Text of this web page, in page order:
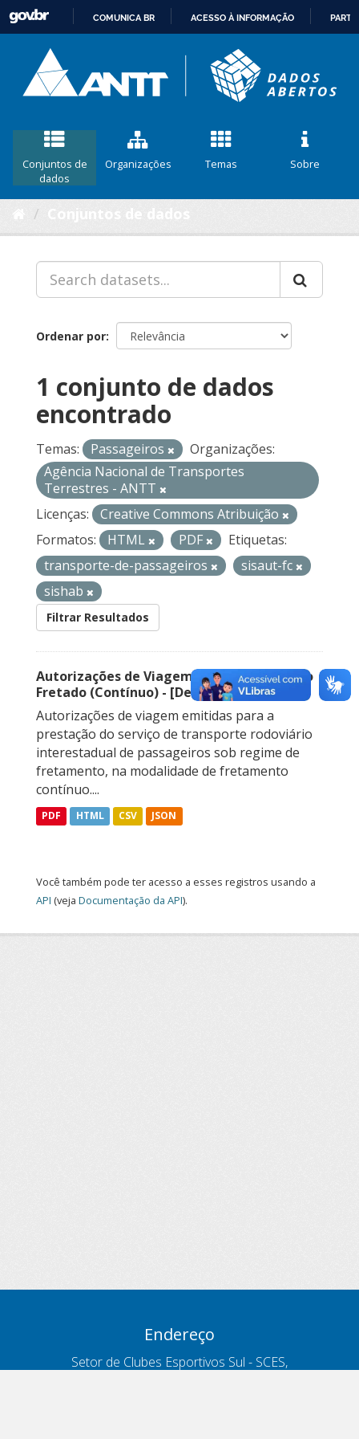
CONTEÚDO
COMUNICA BR ACESSO À INFORMAÇÃO
Conjuntos de
dados
Organizações Temas Sobre
Ordenar por
1 conjunto de dados
encontrado
Temas: Passageiros
Organizações:
Agência Nacional de Transportes
Terrestres - ANTT
Licenças:
Creative Commons Atribuição
Formatos:
HTML PDF
Etiquetas:
transporte-de-passageiros
sisaut-fc
sishab
Filtrar Resultados
Autorizações de Viagem Nacional – Serviço
Fretado (Contínuo) - [Descontinuado]
Autorizações de viagem emitidas para a
prestação do serviço de transporte rodoviário
interestadual de passageiros sob regime de
fretamento, na modalidade de fretamento
contínuo....
PDF HTML CSV JSON
Você também pode ter acesso a esses registros usando a
API (veja Documentação da API).
Endereço
Setor de Clubes Esportivos Sul - SCES,